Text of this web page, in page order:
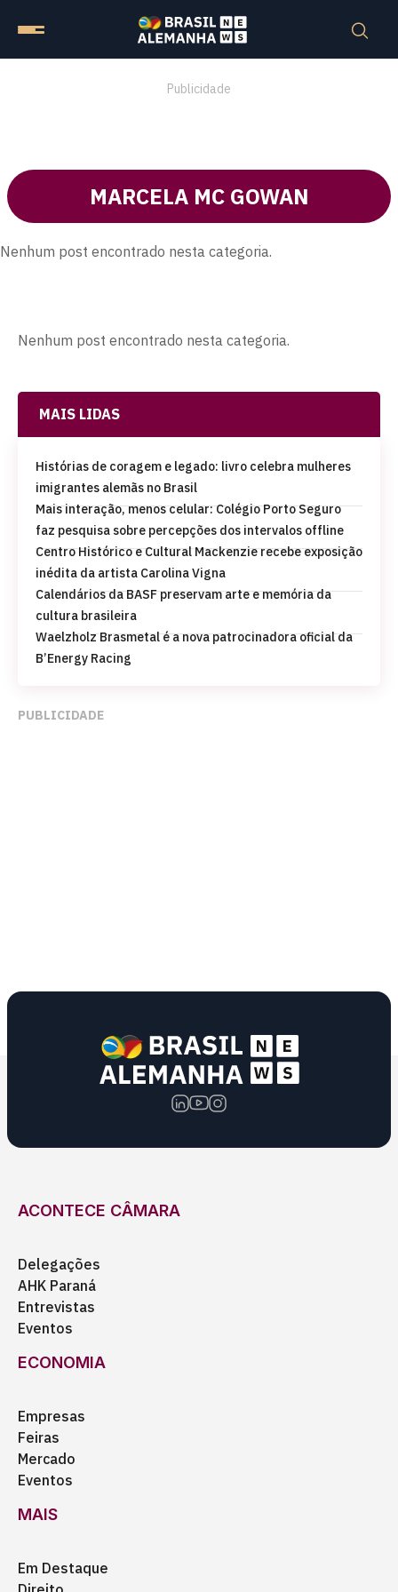
Publicidade
MARCELA MC GOWAN
Nenhum post encontrado nesta categoria.
Nenhum post encontrado nesta categoria.
MAIS LIDAS
Histórias de coragem e legado: livro celebra mulheres
imigrantes alemãs no Brasil
Mais interação, menos celular: Colégio Porto Seguro
faz pesquisa sobre percepções dos intervalos offline
Centro Histórico e Cultural Mackenzie recebe exposição
inédita da artista Carolina Vigna
Calendários da BASF preservam arte e memória da
cultura brasileira
Waelzholz Brasmetal é a nova patrocinadora oficial da
B’Energy Racing
PUBLICIDADE
ACONTECE CÂMARA
Delegações
AHK Paraná
Entrevistas
Eventos
ECONOMIA
Empresas
Feiras
Mercado
Eventos
MAIS
Em Destaque